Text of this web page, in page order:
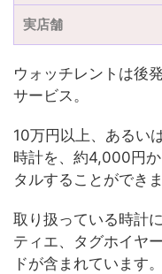
実店舗
ウォッチレントは後
サービス。
10万円以上、あるい
時計を、約4,000円
タルすることができま
取り扱っている時計
ティエ、タグホイヤ
ドが含まれています。